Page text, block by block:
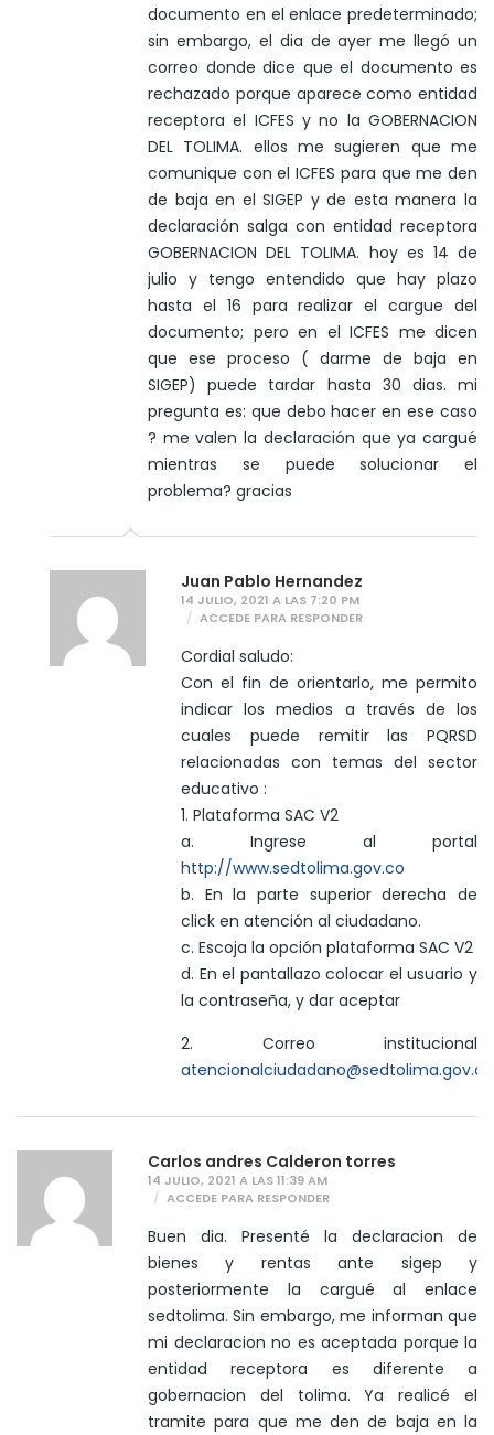
documento en el enlace predeterminado;
sin embargo, el dia de ayer me llegó un
correo donde dice que el documento es
rechazado porque aparece como entidad
receptora el ICFES y no la GOBERNACION
DEL TOLIMA. ellos me sugieren que me
comunique con el ICFES para que me den
de baja en el SIGEP y de esta manera la
declaración salga con entidad receptora
GOBERNACION DEL TOLIMA. hoy es 14 de
julio y tengo entendido que hay plazo
hasta el 16 para realizar el cargue del
documento; pero en el ICFES me dicen
que ese proceso ( darme de baja en
SIGEP) puede tardar hasta 30 dias. mi
pregunta es: que debo hacer en ese caso
? me valen la declaración que ya cargué
mientras se puede solucionar el
problema? gracias
Juan Pablo Hernandez
14 JULIO, 2021 A LAS 7:20 PM
ACCEDE PARA RESPONDER
Cordial saludo:
Con el fin de orientarlo, me permito
indicar los medios a través de los
cuales puede remitir las PQRSD
relacionadas con temas del sector
educativo :
1. Plataforma SAC V2
a. Ingrese al portal
http://www.sedtolima.gov.co
b. En la parte superior derecha de
click en atención al ciudadano.
c. Escoja la opción plataforma SAC V2
d. En el pantallazo colocar el usuario y
la contraseña, y dar aceptar
2. Correo institucional
atencionalciudadano@sedtolima.gov.co
Carlos andres Calderon torres
14 JULIO, 2021 A LAS 11:39 AM
ACCEDE PARA RESPONDER
Buen dia. Presenté la declaracion de
bienes y rentas ante sigep y
posteriormente la cargué al enlace
sedtolima. Sin embargo, me informan que
mi declaracion no es aceptada porque la
entidad receptora es diferente a
gobernacion del tolima. Ya realicé el
tramite para que me den de baja en la